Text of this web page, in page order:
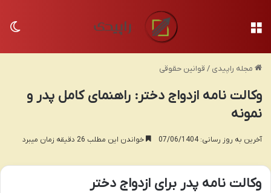
مجله راپیدی / قوانین حقوقی
وکالت نامه ازدواج دختر: راهنمای کامل پدر و
نمونه
آخرین به روز رسانی: 07/06/1404 خواندن این مطلب 26 دقیقه زمان میبرد
وکالت نامه پدر برای ازدواج دختر